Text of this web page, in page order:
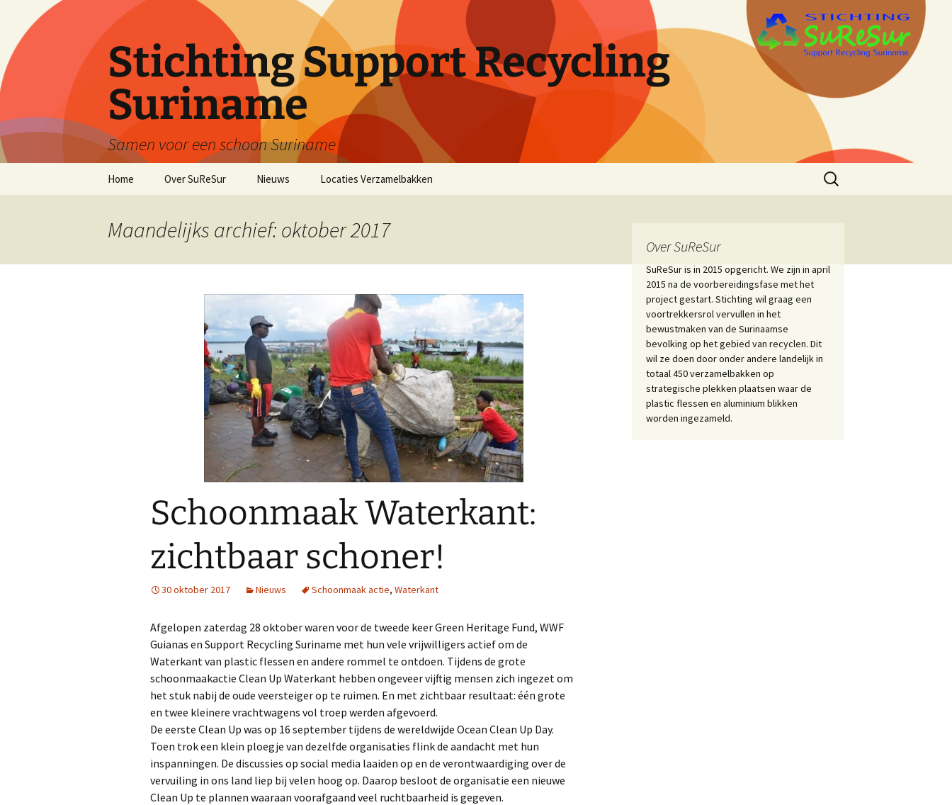
inhoud
Stichting Support Recycling
Suriname
Samen voor een schoon Suriname
Home Over SuReSur Nieuws Locaties Verzamelbakken
Marowijne
Sipaliwini
Wanica
Zoeken
naar:
Maandelijks archief: oktober 2017
Schoonmaak Waterkant:
zichtbaar schoner!
30 oktober 2017 Nieuws Schoonmaak actie, Waterkant
Afgelopen zaterdag 28 oktober waren voor de tweede keer Green Heritage Fund, WWF
Guianas en Support Recycling Suriname met hun vele vrijwilligers actief om de
Waterkant van plastic flessen en andere rommel te ontdoen. Tijdens de grote
schoonmaakactie Clean Up Waterkant hebben ongeveer vijftig mensen zich ingezet om
het stuk nabij de oude veersteiger op te ruimen. En met zichtbaar resultaat: één grote
en twee kleinere vrachtwagens vol troep werden afgevoerd.
De eerste Clean Up was op 16 september tijdens de wereldwijde Ocean Clean Up Day.
Toen trok een klein ploegje van dezelfde organisaties flink de aandacht met hun
inspanningen. De discussies op social media laaiden op en de verontwaardiging over de
vervuiling in ons land liep bij velen hoog op. Daarop besloot de organisatie een nieuwe
Clean Up te plannen waaraan voorafgaand veel ruchtbaarheid is gegeven.
Over SuReSur
SuReSur is in 2015 opgericht. We zijn in april
2015 na de voorbereidingsfase met het
project gestart. Stichting wil graag een
voortrekkersrol vervullen in het
bewustmaken van de Surinaamse
bevolking op het gebied van recyclen. Dit
wil ze doen door onder andere landelijk in
totaal 450 verzamelbakken op
strategische plekken plaatsen waar de
plastic flessen en aluminium blikken
worden ingezameld.